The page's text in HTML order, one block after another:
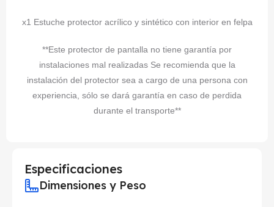
x1 Estuche protector acrílico y sintético con interior en felpa
**Este protector de pantalla no tiene garantía por
instalaciones mal realizadas Se recomienda que la
instalación del protector sea a cargo de una persona con
experiencia, sólo se dará garantía en caso de perdida
durante el transporte**
Especificaciones
Dimensiones y Peso